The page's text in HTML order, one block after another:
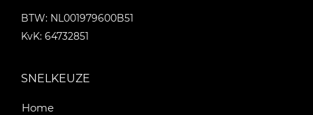
BTW: NL001979600B51
KvK: 64732851
SNELKEUZE
Home